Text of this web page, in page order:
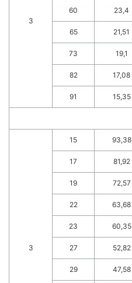
3
60 23,4
65 21,51
73 19,1
82 17,08
91 15,35
3
15 93,38
17 81,92
19 72,57
22 63,68
23 60,35
27 52,82
29 47,58